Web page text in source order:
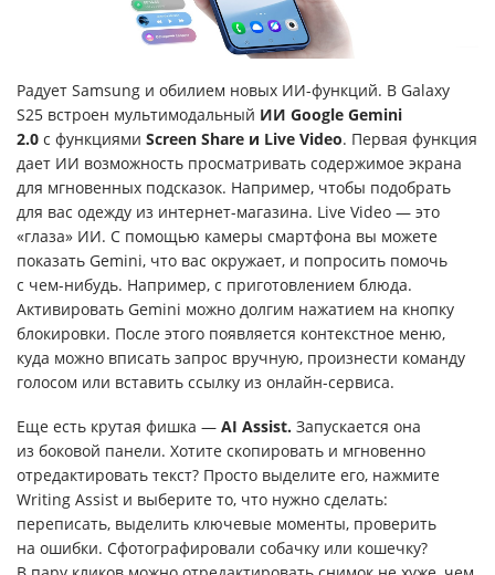
Радует Samsung и обилием новых ИИ-функций. В Galaxy
S25 встроен мультимодальный ИИ Google Gemini
2.0 с функциями Screen Share и Live Video. Первая функция
дает ИИ возможность просматривать содержимое экрана
для мгновенных подсказок. Например, чтобы подобрать
для вас одежду из интернет-магазина. Live Video — это
«глаза» ИИ. С помощью камеры смартфона вы можете
показать Gemini, что вас окружает, и попросить помочь
с чем-нибудь. Например, с приготовлением блюда.
Активировать Gemini можно долгим нажатием на кнопку
блокировки. После этого появляется контекстное меню,
куда можно вписать запрос вручную, произнести команду
голосом или вставить ссылку из онлайн-сервиса.
Еще есть крутая фишка — AI Assist. Запускается она
из боковой панели. Хотите скопировать и мгновенно
отредактировать текст? Просто выделите его, нажмите
Writing Assist и выберите то, что нужно сделать:
переписать, выделить ключевые моменты, проверить
на ошибки. Сфотографировали собачку или кошечку?